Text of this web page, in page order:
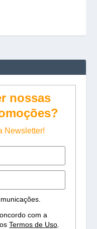
nossas
Newsletter!
com a
Termos de Uso